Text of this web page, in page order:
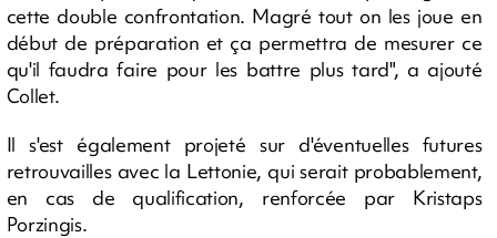
cette double confrontation. Magré tout on les joue en
début de préparation et ça permettra de mesurer ce
qu'il faudra faire pour les battre plus tard", a ajouté
Collet.
Il s'est également projeté sur d'éventuelles futures
retrouvailles avec la Lettonie, qui serait probablement,
en cas de qualification, renforcée par Kristaps
Porzingis.